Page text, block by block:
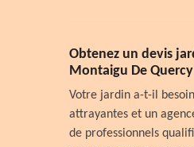
Obtenez un devis
Montaigu De Quercy
Votre jardin a-t-il
attrayantes et un
de professionnels